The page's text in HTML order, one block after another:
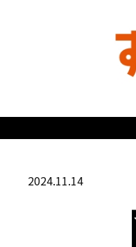
2024.11.14